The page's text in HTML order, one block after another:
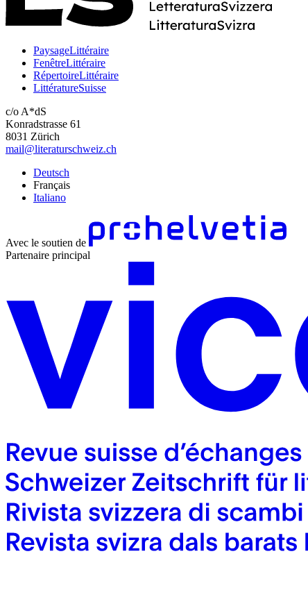
PaysageLittéraire
FenêtreLittéraire
RépertoireLittéraire
LittératureSuisse
c/o A*dS
Konradstrasse 61
8031 Zürich
mail@literaturschweiz.ch
Deutsch
Français
Italiano
Avec le soutien de
Partenaire principal